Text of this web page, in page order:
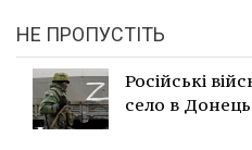
НЕ ПРОПУСТІТЬ
Російські
село в